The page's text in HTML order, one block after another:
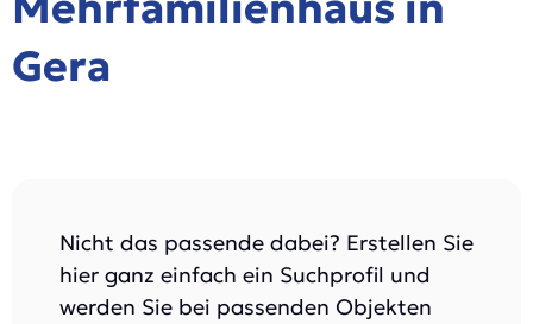
Gera
Nicht das passende dabei? Erstellen Sie
hier ganz einfach ein Suchprofil und
werden Sie bei passenden Objekten